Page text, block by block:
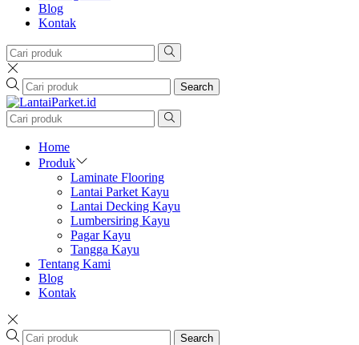
Blog
Kontak
Search
Home
Produk
Laminate Flooring
Lantai Parket Kayu
Lantai Decking Kayu
Lumbersiring Kayu
Pagar Kayu
Tangga Kayu
Tentang Kami
Blog
Kontak
Search